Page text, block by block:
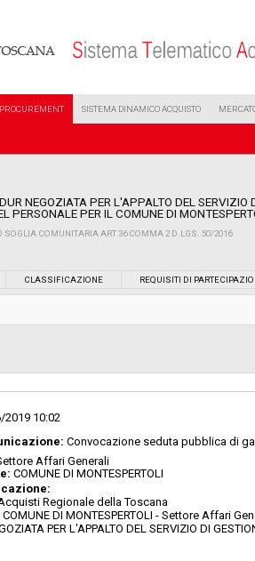
SISTEMA DINAMICO ACQUISTO
NEGOZIATA PER L'APPALTO DEL
PERSONALE PER IL COMUNE DI
SOGLIA COMUNITARIA ART 36 COMMA 2 D.LGS. 50/2016
COMUNE DI MONTESPERTOLI - Settore Affari
CLASSIFICAZIONE REQUISITI DI
2019 10:02
Convocazione seduta pubblica di
Affari Generali
COMUNE DI MONTESPERTOLI
Regionale della Toscana
DI MONTESPERTOLI - Settore Affari
PER L'APPALTO DEL SERVIZIO DI